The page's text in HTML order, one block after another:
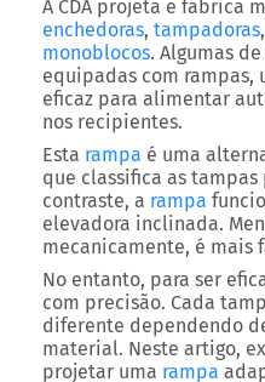
A CDA projeta e fabrica
enchedoras, tampadoras,
monoblocos. Algumas
equipadas com rampas,
eficaz para alimentar
nos recipientes.
Esta rampa é uma
que classifica as tampas
contraste, a rampa
elevadora inclinada.
mecanicamente, é mais
No entanto, para ser
com precisão. Cada
diferente dependendo
material. Neste artigo,
projetar uma rampa